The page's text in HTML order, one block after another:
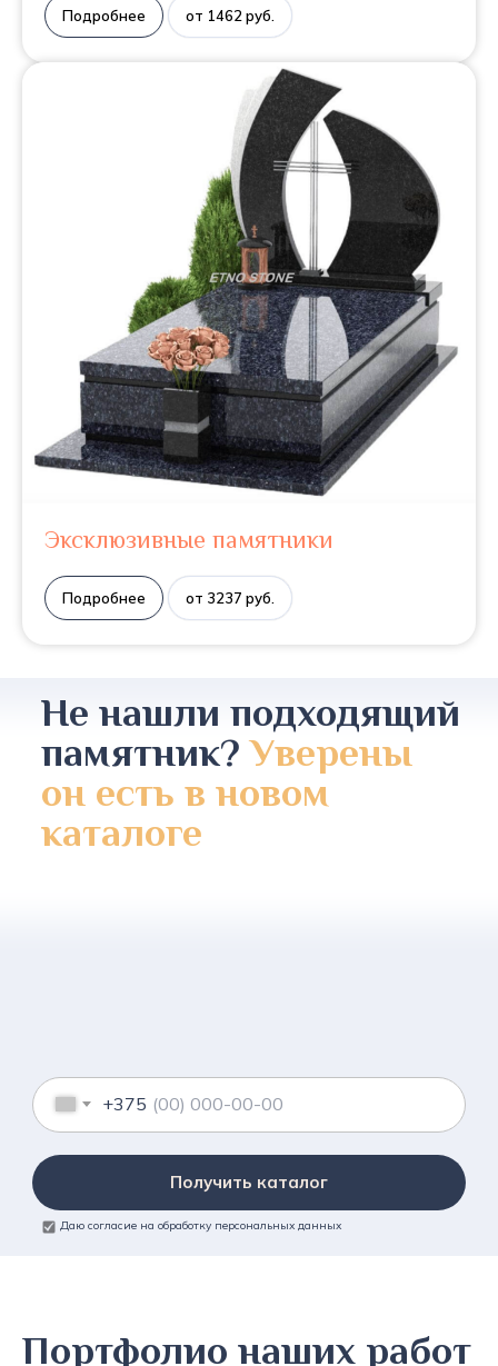
Подробнее от 1462 руб.
Эксклюзивные памятники
Подробнее от 3237 руб.
Не нашли подходящий
памятник?Уверены
он есть в новом
каталоге
+375
Получить каталог
Даю согласие на обработку персональных данных
Портфолио наших работ